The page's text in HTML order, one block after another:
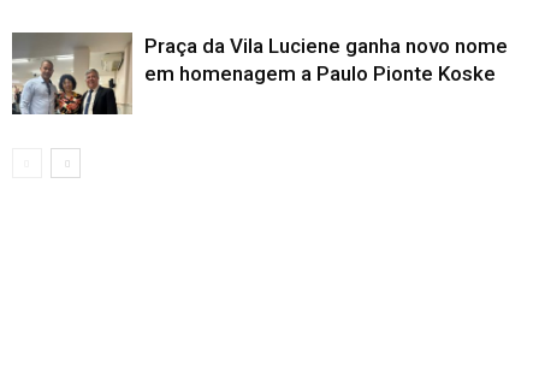
Praça da Vila Luciene ganha novo nome
em homenagem a Paulo Pionte Koske